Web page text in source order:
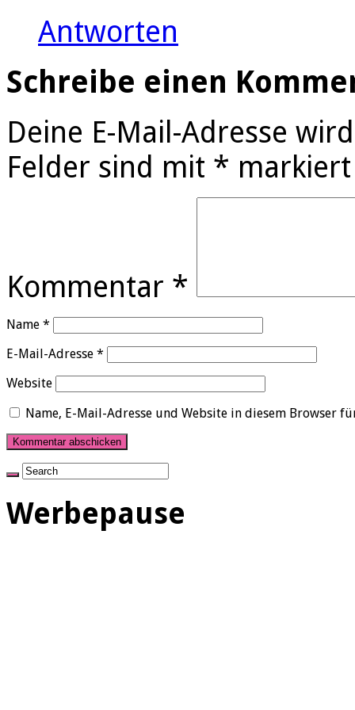
Antworten
Schreibe einen
Deine E-Mail-Adresse
Felder sind mit * markiert
Kommentar *
Name *
E-Mail-Adresse *
Website
Name, E-Mail-Adresse und Website in diesem Browser
Werbepause